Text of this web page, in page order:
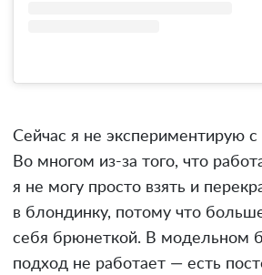
Сейчас я не экспериментирую
Во многом из-за того, что
я не могу просто взять и
в блондинку, потому что
себя брюнеткой. В модельном
подход не работает — есть